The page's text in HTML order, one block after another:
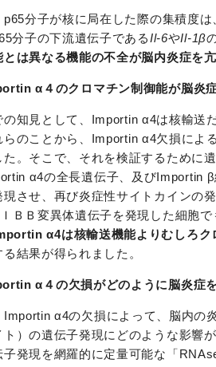
p65分子が核に局在した際の集積度
分子の下流遺伝子であるIl-6やIl-1β
とは異なる機能の不全が脳内炎症を
α４のクロマチン制御能が脳炎
の知見として、Importin α4は核輸送
らのことから、Importin α4欠損によ
た。そこで、それを検証するために
α4の全長遺伝子、及びImportin
現させ、再び炎症性サイトカインの
ＢＢ変異体遺伝子を発現した細胞
α4は核輸送機能よりむしろク
る結果が得られました。
α４の欠損がどのように脳炎症
Importin α4の欠損によって、脳内の
ト）の遺伝子発現にどのような影響
子発現を網羅的に定量可能な「